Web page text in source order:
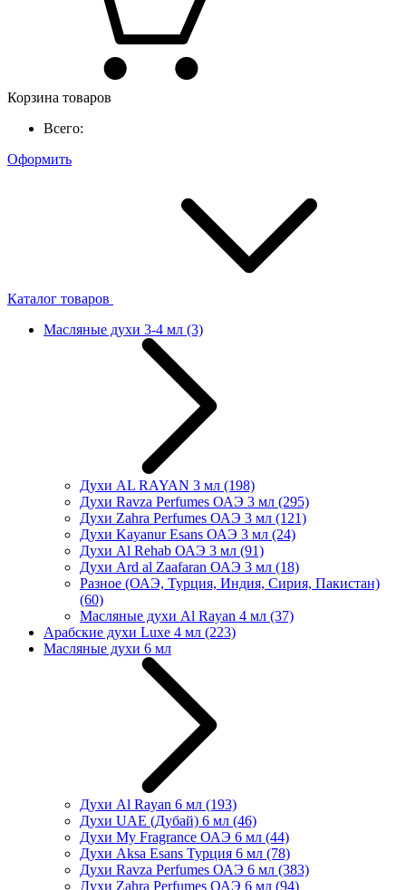
Корзина товаров
Всего:
Оформить
Каталог товаров
Масляные духи 3-4 мл (3)
Духи AL RAYAN 3 мл (198)
Духи Ravza Perfumes ОАЭ 3 мл (295)
Духи Zahra Perfumes ОАЭ 3 мл (121)
Духи Kayanur Esans ОАЭ 3 мл (24)
Духи Al Rehab ОАЭ 3 мл (91)
Духи Ard al Zaafaran ОАЭ 3 мл (18)
Разное (ОАЭ, Турция, Индия, Сирия, Пакистан)
(60)
Масляные духи Al Rayan 4 мл (37)
Арабские духи Luxe 4 мл (223)
Масляные духи 6 мл
Духи Al Rayan 6 мл (193)
Духи UAE (Дубай) 6 мл (46)
Духи My Fragrance ОАЭ 6 мл (44)
Духи Aksa Esans Турция 6 мл (78)
Духи Ravza Perfumes ОАЭ 6 мл (383)
Духи Zahra Perfumes ОАЭ 6 мл (94)